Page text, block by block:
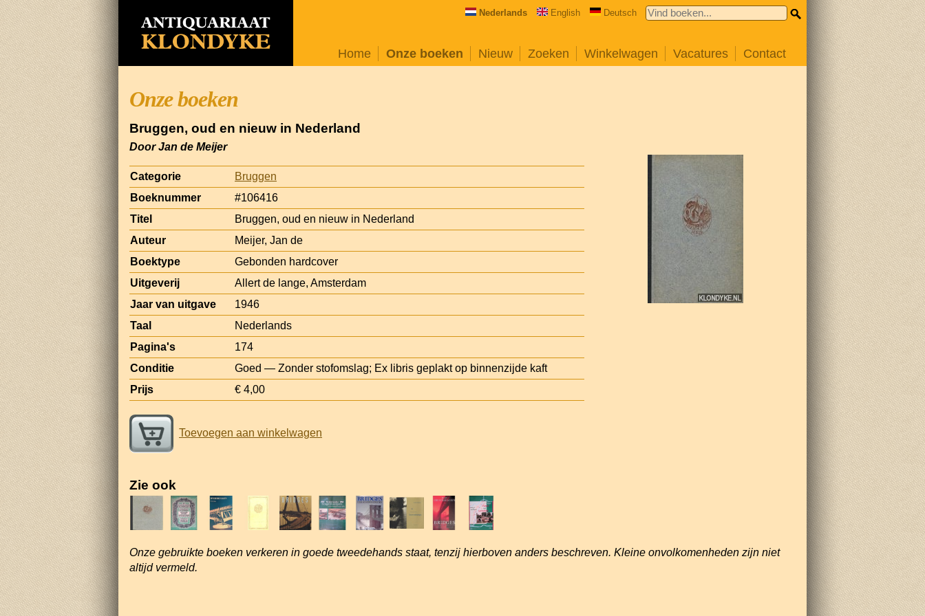
Nederlands English Deutsch
Home Onze boeken Nieuw Zoeken Winkelwagen Vacatures Contact
Onze boeken
Bruggen, oud en nieuw in Nederland
Door Jan de Meijer
Categorie
Bruggen
Boeknummer
#106416
Titel
Bruggen, oud en nieuw in Nederland
Auteur
Meijer, Jan de
Boektype
Gebonden hardcover
Uitgeverij
Allert de lange, Amsterdam
Jaar van uitgave
1946
Taal
Nederlands
Pagina's
174
Conditie
Goed — Zonder stofomslag; Ex libris geplakt op binnenzijde kaft
Prijs
€ 4,00
Toevoegen aan winkelwagen
Zie ook
Onze gebruikte boeken verkeren in goede tweedehands staat, tenzij hierboven anders beschreven. Kleine onvolkomenheden zijn niet
altijd vermeld.